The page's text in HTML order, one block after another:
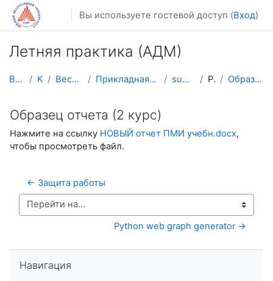
Перейти к основному содержанию
Вы используете гостевой доступ (Вход)
Летняя практика (АДМ)
В начало Курсы Весенний семестр Прикладная математика и информатика summer_practice Работы Образец отчета (2 курс)
Образец отчета (2 курс)
Нажмите на ссылку НОВЫЙ отчет ПМИ учебн.docx,
чтобы просмотреть файл.
← Защита работы
Перейти на...
Python web graph generator →
Навигация